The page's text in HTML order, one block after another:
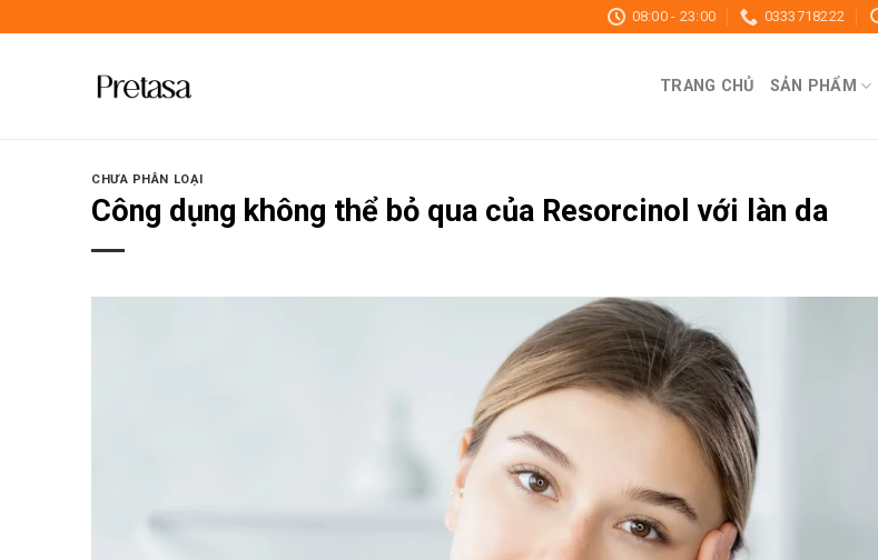
to
08:00 - 23:00 0333718222
TRANG CHỦ SẢN PHẨM
CHƯA PHÂN LOẠI
Công dụng không thể bỏ qua của Resorcinol với làn da